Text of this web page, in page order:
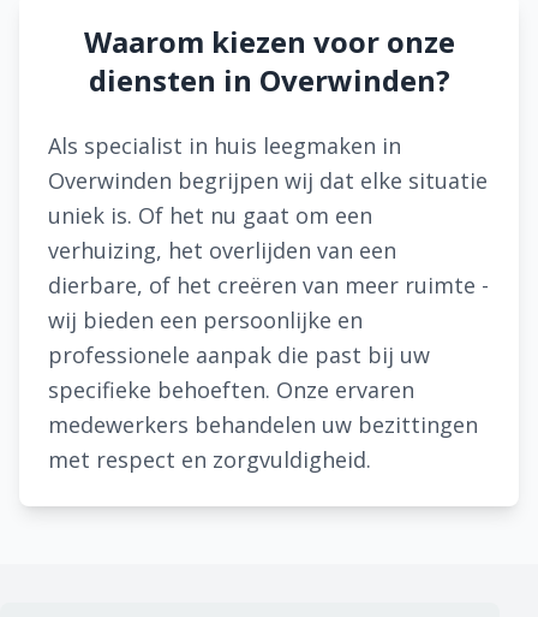
Waarom kiezen voor onze
diensten in Overwinden?
Als specialist in huis leegmaken in
Overwinden begrijpen wij dat elke situatie
uniek is. Of het nu gaat om een
verhuizing, het overlijden van een
dierbare, of het creëren van meer ruimte -
wij bieden een persoonlijke en
professionele aanpak die past bij uw
specifieke behoeften. Onze ervaren
medewerkers behandelen uw bezittingen
met respect en zorgvuldigheid.